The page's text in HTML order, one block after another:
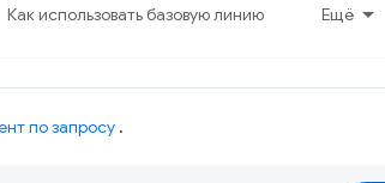
Как использовать базовую линию Ещё
по запросу .